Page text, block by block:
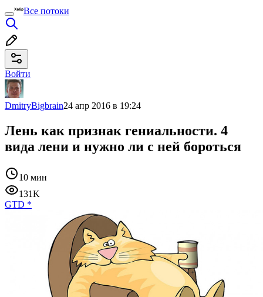
Все потоки
Войти
DmitryBigbrain24 апр 2016 в 19:24
Лень как признак гениальности. 4
вида лени и нужно ли с ней бороться
10 мин
131K
GTD *